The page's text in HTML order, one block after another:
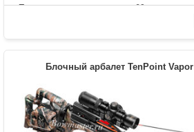
Прицельная дальность, м
60
Масса (кг)
2.7
Блочный арбалет TenPoint Vapor